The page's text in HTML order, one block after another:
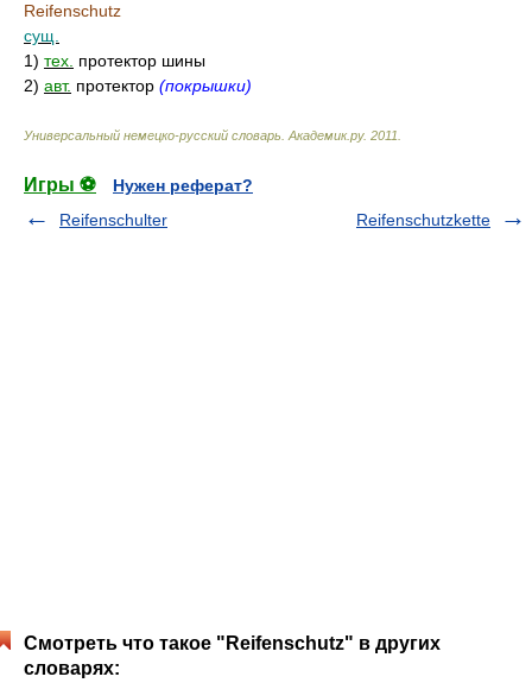
Reifenschutz
сущ.
1) тех. протектор шины
2) авт. протектор (покрышки)
Универсальный немецко-русский словарь Академик.ру. 2011
Игры ⚽
Нужен реферат?
Reifenschulter
Reifenschutzkette
Смотреть что такое "Reifenschutz" в других
словарях: